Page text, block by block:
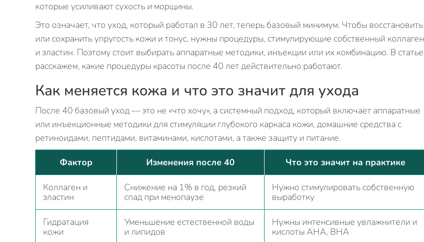
которые усиливают сухость и морщины.
Это означает, что уход, который работал в 30 лет, теперь базовый минимум. Чтобы восстановить
или сохранить упругость кожи и тонус, нужны процедуры, стимулирующие собственный коллаген
и эластин. Поэтому стоит выбирать аппаратные методики, инъекции или их комбинацию. В статье
расскажем, какие процедуры красоты после 40 лет действительно работают.
Как меняется кожа и что это значит для ухода
После 40 базовый уход — это не «что хочу», а системный подход, который включает аппаратные
или инъекционные методики для стимуляции глубокого каркаса кожи, домашние средства с
ретиноидами, пептидами, витаминами, кислотами, а также защиту и питание.
Фактор Изменения после 40 Что это значит на практике
Коллаген и
эластин
Снижение на 1% в год, резкий
спад при менопаузе
Нужно стимулировать собственную
выработку
Гидратация
кожи
Уменьшение естественной воды
и липидов
Нужны интенсивные увлажнители и
кислоты AHA, BHA